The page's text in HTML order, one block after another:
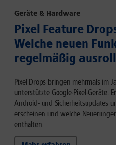
Geräte & Hardware
Pixel Feature
Welche neuen
regelmäßig
Pixel Drops bringen mehrmals im
unterstützte Google-Pixel-Geräte.
Android- und Sicherheitsupdates
erscheinen und welche
enthalten.